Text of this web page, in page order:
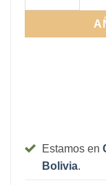
Estamos en
Bolivia.